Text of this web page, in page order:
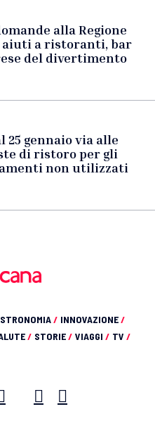
alla Regione
aiuti a ristoranti, bar
del divertimento
25 gennaio via alle
di ristoro per gli
non utilizzati
/ INNOVAZIONE/
/ STORIE/ VIAGGI / TV /